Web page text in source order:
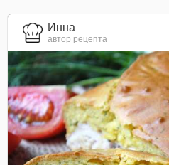
Инна
автор рецепта